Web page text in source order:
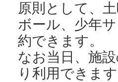
原則として、
ボール、少年
約できます。
なお当日、施
り利用できます